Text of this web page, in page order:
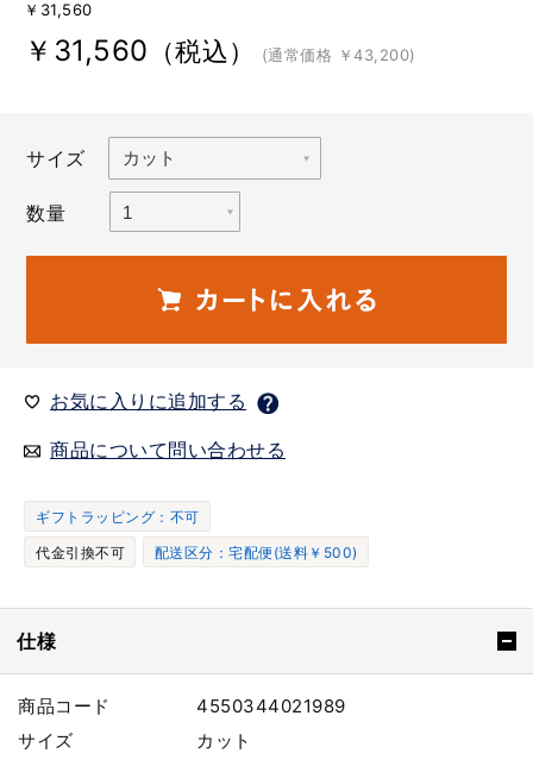
￥31,560
￥31,560 （税込） (通常価格 ￥43,200)
サイズ
数量
お気に入りに追加する
商品について問い合わせる
ギフトラッピング：不可
代金引換不可
配送区分：宅配便(送料￥500)
仕様
商品コード
4550344021989
サイズ
カット